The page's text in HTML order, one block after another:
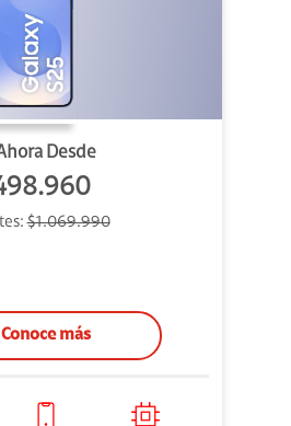
Desde
$1.069.990
Conoce más